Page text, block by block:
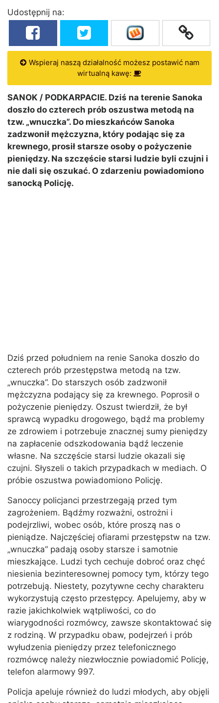
Udostępnij na:
Wspieraj naszą działalność możesz postawić nam
wirtualną kawę:
SANOK / PODKARPACIE. Dziś na terenie Sanoka
doszło do czterech prób oszustwa metodą na
tzw. „wnuczka”. Do mieszkańców Sanoka
zadzwonił mężczyzna, który podając się za
krewnego, prosił starsze osoby o pożyczenie
pieniędzy. Na szczęście starsi ludzie byli czujni i
nie dali się oszukać. O zdarzeniu powiadomiono
sanocką Policję.
Dziś przed południem na renie Sanoka doszło do
czterech prób przestępstwa metodą na tzw.
„wnuczka”. Do starszych osób zadzwonił
mężczyzna podający się za krewnego. Poprosił o
pożyczenie pieniędzy. Oszust twierdził, że był
sprawcą wypadku drogowego, bądź ma problemy
ze zdrowiem i potrzebuje znacznej sumy pieniędzy
na zapłacenie odszkodowania bądź leczenie
własne. Na szczęście starsi ludzie okazali się
czujni. Słyszeli o takich przypadkach w mediach. O
próbie oszustwa powiadomiono Policję.
Sanoccy policjanci przestrzegają przed tym
zagrożeniem. Bądźmy rozważni, ostrożni i
podejrzliwi, wobec osób, które proszą nas o
pieniądze. Najczęściej ofiarami przestępstw na tzw.
„wnuczka” padają osoby starsze i samotnie
mieszkające. Ludzi tych cechuje dobroć oraz chęć
niesienia bezinteresownej pomocy tym, którzy tego
potrzebują. Niestety, pozytywne cechy charakteru
wykorzystują często przestępcy. Apelujemy, aby w
razie jakichkolwiek wątpliwości, co do
wiarygodności rozmówcy, zawsze skontaktować się
z rodziną. W przypadku obaw, podejrzeń i prób
wyłudzenia pieniędzy przez telefonicznego
rozmówcę należy niezwłocznie powiadomić Policję,
telefon alarmowy 997.
Policja apeluje również do ludzi młodych, aby objęli